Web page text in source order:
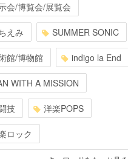
会/博覧会/展覧会
えみ SUMMER SONIC
館/博物館 indigo la End
WITH A MISSION
技 洋楽POPS
ロック